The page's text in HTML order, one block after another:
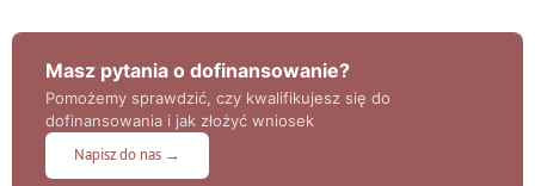
Masz pytania o dofinansowanie?
Pomożemy sprawdzić, czy kwalifikujesz się do
dofinansowania i jak złożyć wniosek
Napisz do nas →